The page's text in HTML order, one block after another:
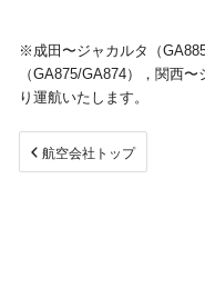
※成田〜ジャカルタ（
（GA875/GA874），関西
り運航いたします。
航空会社トップ